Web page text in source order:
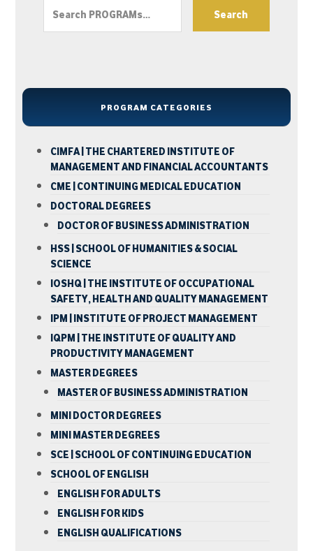
Search
PROGRAM CATEGORIES
CIMFA | THE CHARTERED INSTITUTE OF
MANAGEMENT AND FINANCIAL ACCOUNTANTS
CME | CONTINUING MEDICAL EDUCATION
DOCTORAL DEGREES
DOCTOR OF BUSINESS ADMINISTRATION
HSS | SCHOOL OF HUMANITIES & SOCIAL
SCIENCE
IOSHQ | THE INSTITUTE OF OCCUPATIONAL
SAFETY, HEALTH AND QUALITY MANAGEMENT
IPM | INSTITUTE OF PROJECT MANAGEMENT
IQPM | THE INSTITUTE OF QUALITY AND
PRODUCTIVITY MANAGEMENT
MASTER DEGREES
MASTER OF BUSINESS ADMINISTRATION
MINI DOCTOR DEGREES
MINI MASTER DEGREES
SCE | SCHOOL OF CONTINUING EDUCATION
SCHOOL OF ENGLISH
ENGLISH FOR ADULTS
ENGLISH FOR KIDS
ENGLISH QUALIFICATIONS